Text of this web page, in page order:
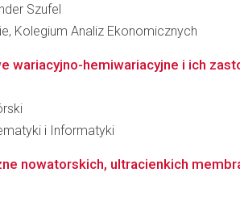
Szufel
Kolegium Analiz Ekonomicznych
wariacyjno-hemiwariacyjne i ich
i Informatyki
nowatorskich, ultracienkich